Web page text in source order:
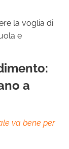
la voglia di
e
a
va bene per